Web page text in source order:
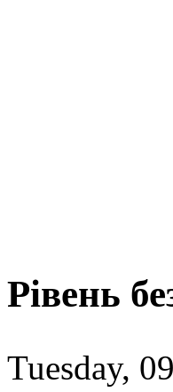
Рівень
Tuesday,